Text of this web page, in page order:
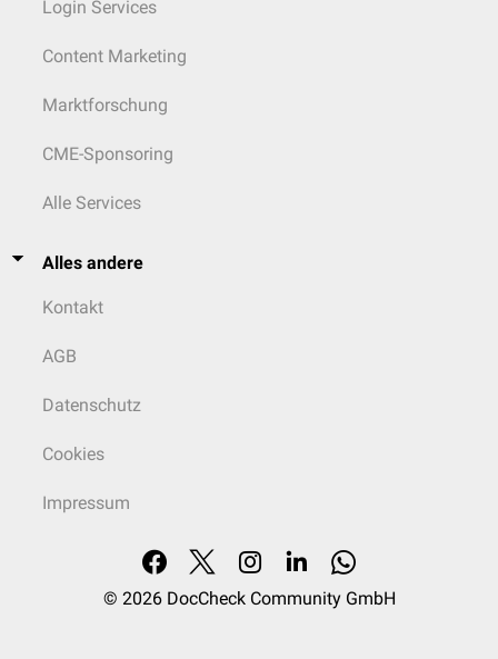
Login Services
Content Marketing
Marktforschung
CME-Sponsoring
Alle Services
Alles andere
Kontakt
AGB
Datenschutz
Cookies
Impressum
© 2026 DocCheck Community GmbH